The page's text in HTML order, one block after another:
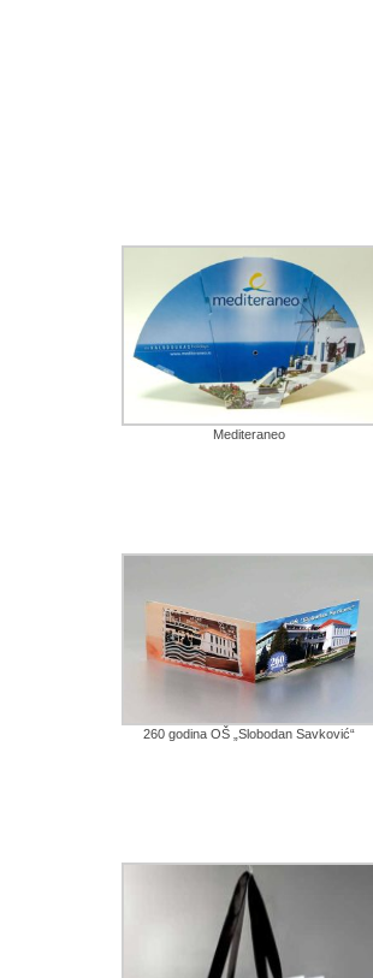
Mediteraneo
260 godina OŠ „Slobodan Savković“